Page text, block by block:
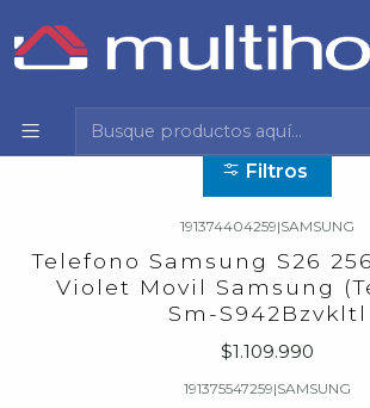
Inicio Tecnología y cuidado personal
Celulares
Filtros
191374404259|SAMSUNG
Telefono Samsung S26
Violet Movil Samsung
Sm-S942Bzvkltl
$1.109.990
191375547259|SAMSUNG